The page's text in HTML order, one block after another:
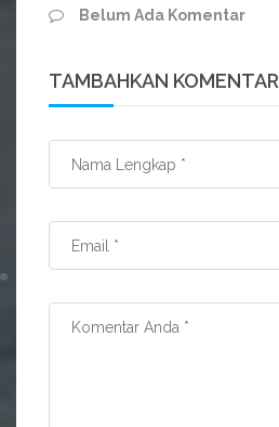
Belum Ada Komentar
TAMBAHKAN KOMENTAR